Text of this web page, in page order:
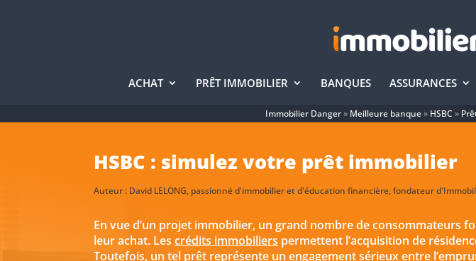
ACHAT PRÊT IMMOBILIER BANQUES ASSURANCES
Immobilier Danger» Meilleure banque» HSBC »
HSBC : simulez votre prêt immobilier
Auteur : David LELONG, passionné d'immobilier et d'éducation financière, fondateur
En vue d’un projet immobilier, un grand nombre de consommateurs
leur achat. Les crédits immobiliers permettent l’acquisition de
Toutefois, un tel prêt représente un engagement sérieux entre